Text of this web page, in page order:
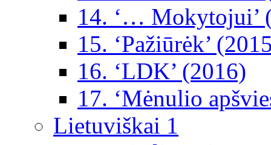
14. ‘… Mokytojui’
15. ‘Pažiūrėk’
16. ‘LDK’ (2016)
17. ‘Mėnulio
Lietuviškai 1